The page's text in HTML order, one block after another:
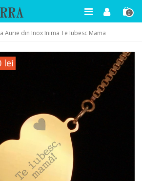
0
Aurie din Inox Inima Te Iubesc Mama
lei